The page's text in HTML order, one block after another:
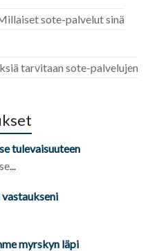
sote-palvelut sinä
tarvitaan sote-palvelujen
tulevaisuuteen
...
myrskyn läpi